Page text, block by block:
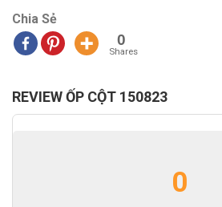
Chia Sẻ
0
Shares
REVIEW ỐP CỘT 150823
0